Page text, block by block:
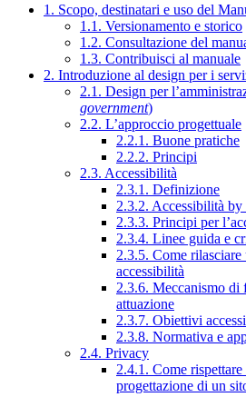
1. Scopo, destinatari e uso del
1.1. Versionamento e storico
1.2. Consultazione del
1.3. Contribuisci al manuale
2. Introduzione al design per i
2.1. Design per
government)
2.2. L’approccio progettuale
2.2.1. Buone pratiche
2.2.2. Principi
2.3. Accessibilità
2.3.1. Definizione
2.3.2. Accessibilità by
2.3.3. Principi per
2.3.4. Linee guida e
2.3.5. Come
accessibilità
2.3.6. Meccanismo di
attuazione
2.3.7. Obiettivi
2.3.8. Normativa e
2.4. Privacy
2.4.1. Come
progettazione di un